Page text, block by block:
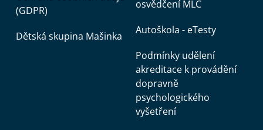
(GDPR)
Dětská skupina Mašinka
osvědčení MLC
Autoškola - eTesty
Podmínky udělení
akreditace k provádění
dopravně
psychologického
vyšetření